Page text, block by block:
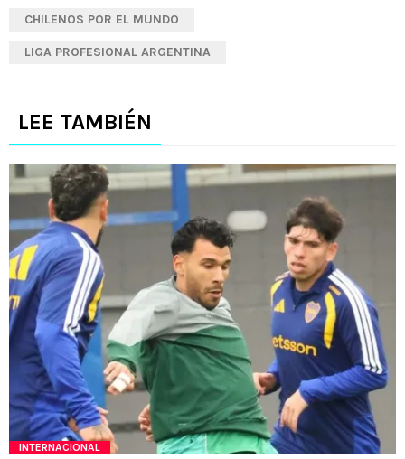
CHILENOS POR EL MUNDO
LIGA PROFESIONAL ARGENTINA
LEE TAMBIÉN
INTERNACIONAL